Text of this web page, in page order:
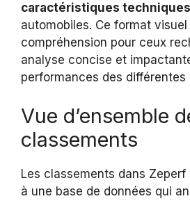
caractéristiques techniques
automobiles. Ce format
compréhension pour ceux
analyse concise et
performances des différentes
Vue d’ensemble
classements
Les classements dans
à une base de données qui